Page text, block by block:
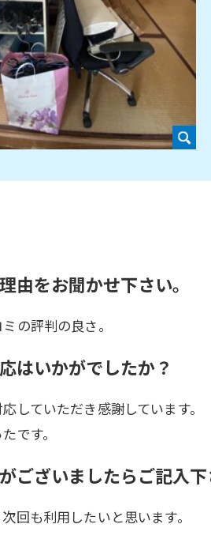
由をお聞かせ下さい。
の評判の良さ。
はいかがでしたか？
していただき感謝しています。
です。
ございましたらご記入下
回も利用したいと思います。